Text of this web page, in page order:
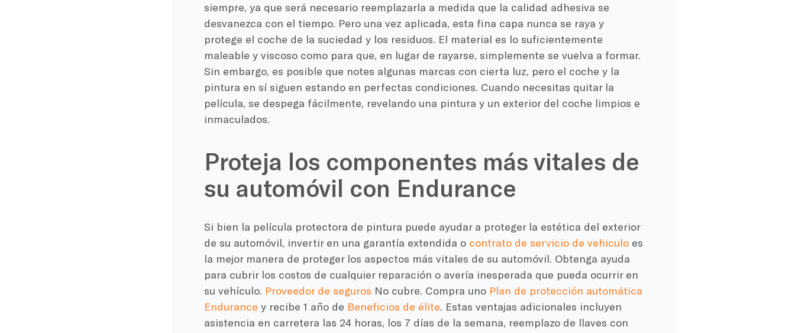
siempre, ya que será necesario reemplazarla a medida que la calidad adhesiva se
desvanezca con el tiempo. Pero una vez aplicada, esta fina capa nunca se raya y
protege el coche de la suciedad y los residuos. El material es lo suficientemente
maleable y viscoso como para que, en lugar de rayarse, simplemente se vuelva a formar.
Sin embargo, es posible que notes algunas marcas con cierta luz, pero el coche y la
pintura en sí siguen estando en perfectas condiciones. Cuando necesitas quitar la
película, se despega fácilmente, revelando una pintura y un exterior del coche limpios e
inmaculados.
Proteja los componentes más vitales de
su automóvil con Endurance
Si bien la película protectora de pintura puede ayudar a proteger la estética del exterior
de su automóvil, invertir en una garantía extendida o contrato de servicio de vehiculoes
la mejor manera de proteger los aspectos más vitales de su automóvil. Obtenga ayuda
para cubrir los costos de cualquier reparación o avería inesperada que pueda ocurrir en
su vehículo. Proveedor de seguros No cubre. Compra uno Plan de protección automática
Endurance y recibe 1 año de Beneficios de élite. Estas ventajas adicionales incluyen
asistencia en carretera las 24 horas, los 7 días de la semana, reemplazo de llaves con